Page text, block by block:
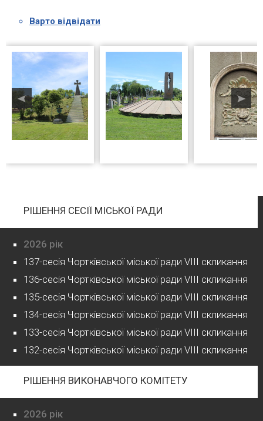
Варто відвідати
РІШЕННЯ СЕСІЇ МІСЬКОЇ РАДИ
2026 рік
137-сесія Чортківської міської ради VIII скликання
136-сесія Чортківської міської ради VIII скликання
135-сесія Чортківської міської ради VIII скликання
134-сесія Чортківської міської ради VIII скликання
133-сесія Чортківської міської ради VIII скликання
132-сесія Чортківської міської ради VIII скликання
РІШЕННЯ ВИКОНАВЧОГО КОМІТЕТУ
2026 рік